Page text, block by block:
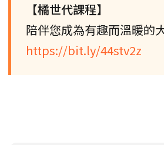
【橘世代課程】
陪伴您成為有趣而溫暖的
https://bit.ly/44stv2z